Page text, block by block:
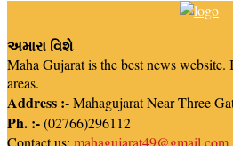
અમારા વિશે
Maha Gujarat is the best news
areas.
Address :-Mahagujarat Near Three
Ph. :-(02766)296112
Contact us: mahagujarat49@gmail.com